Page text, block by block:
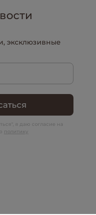
эксклюзивные
я даю согласие на
политику